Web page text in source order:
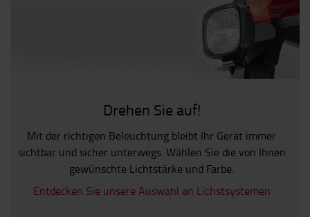
Drehen Sie auf!
Mit der richtigen Beleuchtung bleibt Ihr Gerät immer
sichtbar und sicher unterwegs. Wählen Sie die von Ihnen
gewünschte Lichtstärke und Farbe.
Entdecken Sie unsere Auswahl an Lichstsystemen